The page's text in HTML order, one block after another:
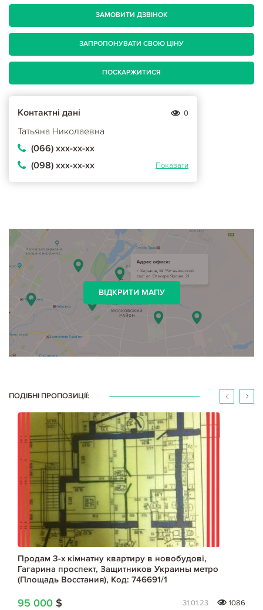
ЗАМОВИТИ ДЗВІНОК
ЗАПРОПОНУВАТИ СВОЮ ЦІНУ
ПОСКАРЖИТИСЯ
Контактні дані 0
Татьяна Николаевна
(066) ххх-хх-хх
(098) ххх-хх-хх
Показати
ВІДКРИТИ МАПУ
ПОДІБНІ ПРОПОЗИЦІЇ:
Продам 3-х кімнатну квартиру в новобудові,
Гагарина проспект, Защитников Украины метро
(Площадь Восстания), Код: 746691/1
95 000 $ 31.01.23
1086